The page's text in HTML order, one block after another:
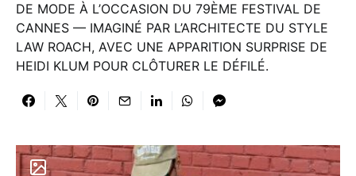
DE MODE À L’OCCASION DU 79ÈME FESTIVAL DE
CANNES — IMAGINÉ PAR L’ARCHITECTE DU STYLE
LAW ROACH, AVEC UNE APPARITION SURPRISE DE
HEIDI KLUM POUR CLÔTURER LE DÉFILÉ.